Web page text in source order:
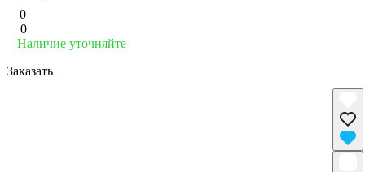
0
0
Наличие уточняйте
Заказать